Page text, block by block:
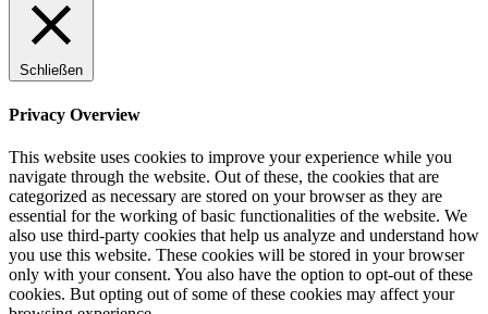
Schließen
Privacy Overview
This website uses cookies to improve your experience while you
navigate through the website. Out of these, the cookies that are
categorized as necessary are stored on your browser as they are
essential for the working of basic functionalities of the website. We
also use third-party cookies that help us analyze and understand how
you use this website. These cookies will be stored in your browser
only with your consent. You also have the option to opt-out of these
cookies. But opting out of some of these cookies may affect your